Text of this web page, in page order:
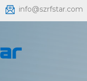
info@szrfstar.com